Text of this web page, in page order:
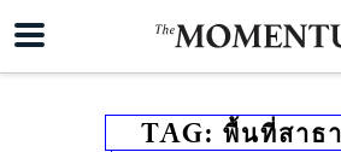
TAG: พื้นที่สาธ